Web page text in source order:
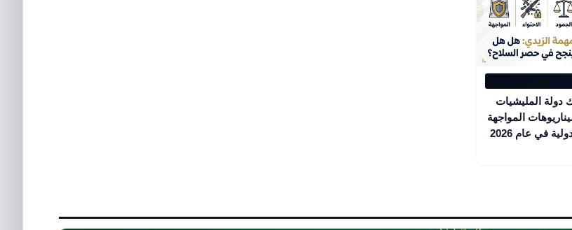
دولة المليشيات
المواجهة
في عام 2026